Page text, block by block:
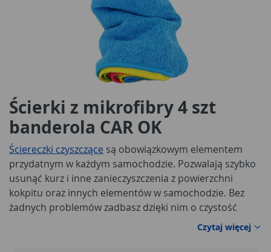
Ścierki z mikrofibry 4 szt
banderola CAR OK
Ściereczki czyszczące są obowiązkowym elementem
przydatnym w każdym samochodzie. Pozwalają szybko
usunąć kurz i inne zanieczyszczenia z powierzchni
kokpitu oraz innych elementów w samochodzie. Bez
żadnych problemów zadbasz dzięki nim o czystość
Zestaw ścierek z mikrofibry
znajdziesz w ofercie marki Car OK. Tego typu artykuły
Czytaj więcej